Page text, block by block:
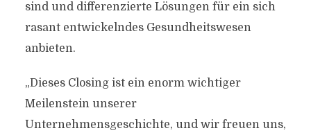
sind und differenzierte Lösungen für ein sich
rasant entwickelndes Gesundheitswesen
anbieten.
„Dieses Closing ist ein enorm wichtiger
Meilenstein unserer
Unternehmensgeschichte, und wir freuen uns,